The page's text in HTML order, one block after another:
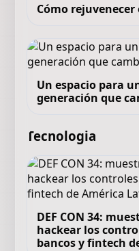
Cómo
Un espacio para
generación que
Tecnologia
DEF CON 34:
hackear los
bancos y fintech